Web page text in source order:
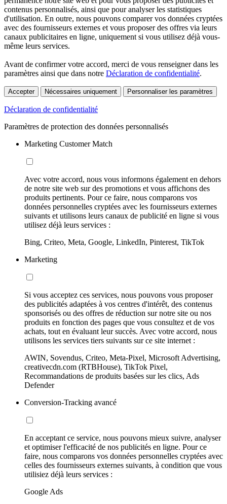
contenus personnalisés, ainsi que pour analyser les statistiques
d'utilisation. En outre, nous pouvons comparer vos données cryptées
avec des fournisseurs externes et vous proposer des offres via leurs
canaux publicitaires en ligne, uniquement si vous utilisez déjà vous-
même leurs services.
Avant de confirmer votre accord, merci de vous renseigner dans les
paramètres ainsi que dans notre Déclaration de confidentialité.
Accepter Nécessaires uniquement Personnaliser les paramètres
Déclaration de confidentialité
Paramètres de protection des données personnalisés
Marketing Customer Match
Avec votre accord, nous vous informons également en dehors
de notre site web sur des promotions et vous affichons des
produits pertinents. Pour ce faire, nous comparons vos
données personnelles cryptées avec les fournisseurs externes
suivants et utilisons leurs canaux de publicité en ligne si vous
utilisez déjà leurs services :
Bing, Criteo, Meta, Google, LinkedIn, Pinterest, TikTok
Marketing
Si vous acceptez ces services, nous pouvons vous proposer
des publicités adaptées à vos centres d'intérêt, des contenus
sponsorisés ou des offres de réduction sur notre site ou nos
produits en fonction des pages que vous consultez et de vos
achats, tout en évaluant leur succès. Avec votre accord, nous
utilisons les services tiers suivants sur ce site internet :
AWIN, Sovendus, Criteo, Meta-Pixel, Microsoft Advertising,
creativecdn.com (RTBHouse), TikTok Pixel,
Recommandations de produits basées sur les clics, Ads
Defender
Conversion-Tracking avancé
En acceptant ce service, nous pouvons mieux suivre, analyser
et optimiser l'efficacité de nos publicités en ligne. Pour ce
faire, nous comparons vos données personnelles cryptées avec
celles des fournisseurs externes suivants, à condition que vous
utilisiez déjà leurs services :
Google Ads